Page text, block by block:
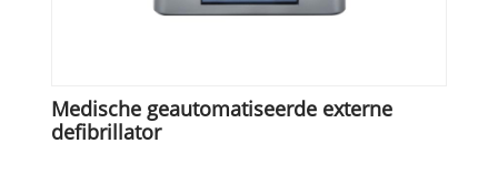
Medische geautomatiseerde externe
defibrillator